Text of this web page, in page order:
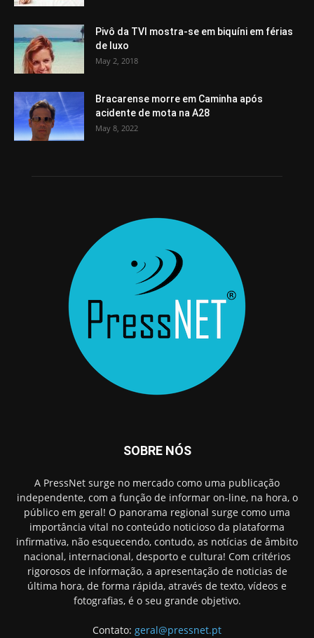
Pivô da TVI mostra-se em biquíni em férias
de luxo
May 2, 2018
Bracarense morre em Caminha após
acidente de mota na A28
May 8, 2022
SOBRE NÓS
A PressNet surge no mercado como uma publicação
independente, com a função de informar on-line, na hora, o
público em geral! O panorama regional surge como uma
importância vital no conteúdo noticioso da plataforma
infirmativa, não esquecendo, contudo, as notícias de âmbito
nacional, internacional, desporto e cultura! Com critérios
rigorosos de informação, a apresentação de noticias de
última hora, de forma rápida, através de texto, vídeos e
fotografias, é o seu grande objetivo.
Contato: geral@pressnet.pt